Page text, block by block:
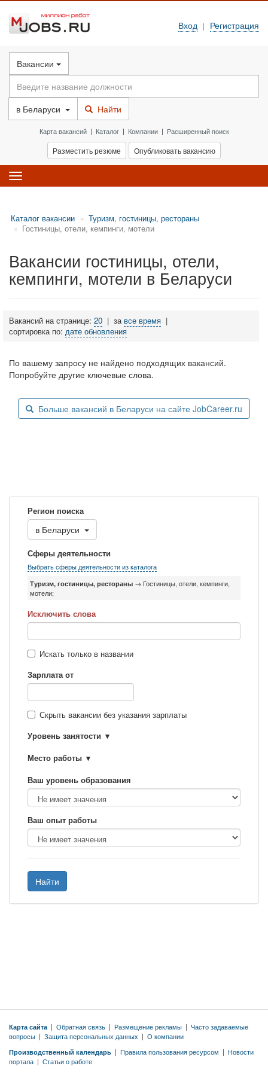
Вход | Регистрация
Вакансии
в Беларуси Найти
Карта вакансий| Каталог| Компании| Расширенный поиск
Разместить резюме Опубликовать вакансию
Toggle
navigation
Каталог вакансии
Туризм, гостиницы, рестораны
Гостиницы, отели, кемпинги, мотели
Вакансии гостиницы, отели,
кемпинги, мотели в Беларуси
Вакансий на странице: 20 | за все время |
сортировка по: дате обновления
По вашему запросу не найдено подходящих вакансий.
Попробуйте другие ключевые слова.
Больше вакансий в Беларуси на сайте JobCareer.ru
Регион поиска
в Беларуси
Сферы деятельности
Выбрать сферы деятельности из каталога
Туризм, гостиницы, рестораны → Гостиницы, отели, кемпинги,
мотели;
Исключить слова
Искать только в названии
Зарплата от
Скрыть вакансии без указания зарплаты
Уровень занятости
Место работы
Ваш уровень образования
Ваш опыт работы
Найти
Карта сайта | Обратная связь | Размещение рекламы | Часто задаваемые
вопросы | Защита персональных данных | О компании
Производственный календарь | Правила пользования ресурсом | Новости
портала | Статьи о работе